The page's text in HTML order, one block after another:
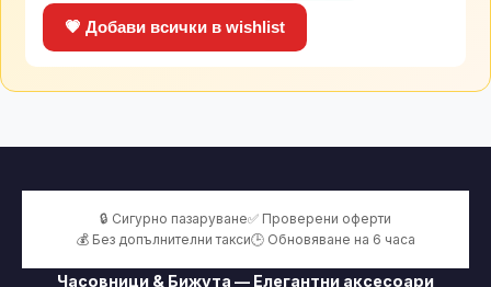
💗 Добави всички в wishlist
🔒 Сигурно пазаруване✅ Проверени оферти
💰 Без допълнителни такси🕒 Обновяване на 6 часа
Часовници & Бижута — Елегантни аксесоари